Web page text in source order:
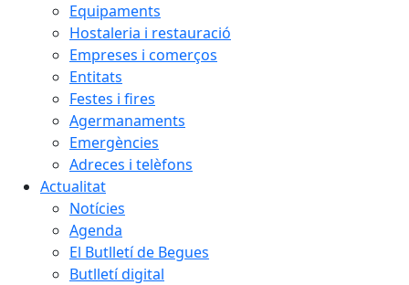
Equipaments
Hostaleria i restauració
Empreses i comerços
Entitats
Festes i fires
Agermanaments
Emergències
Adreces i telèfons
Actualitat
Notícies
Agenda
El Butlletí de Begues
Butlletí digital